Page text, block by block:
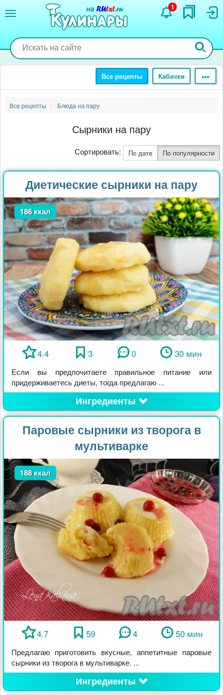
содержанию
1
Все рецепты Кабачки
Все рецепты Блюда на пару
Сырники на пару
Сортировать: По дате По популярности
Диетические сырники на пару
186 ккал
4.4 3 0 30 мин
Если вы предпочитаете правильное питание или
придерживаетесь диеты, тогда предлагаю ...
Ингредиенты
Паровые сырники из творога в
мультиварке
188 ккал
4.7 59 4 50 мин
Предлагаю приготовить вкусные, аппетитные паровые
сырники из творога в мультиварке. ...
Ингредиенты